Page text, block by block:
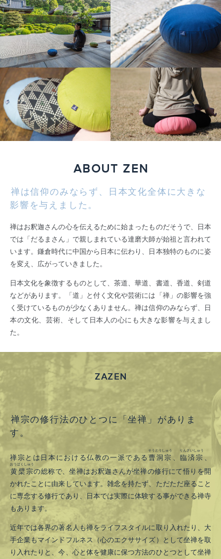
ABOUT ZEN
禅は信仰のみならず、日本文化全体に大きな
影響を与えました。
禅はお釈迦さんの心を伝えるために始まったものだそうで、日本
では「だるまさん」で親しまれている達磨大師が始祖と言われて
います。鎌倉時代に中国から日本に伝わり、日本独特のものに姿
を変え、広がっていきました。
日本文化を象徴するものとして、茶道、華道、書道、香道、剣道
などがあります。「道」と付く文化や芸術には「禅」の影響を強
く受けているものが少なくありません。禅は信仰のみならず、日
本の文化、芸術、そして日本人の心にも大きな影響を与えまし
た。
ZAZEN
禅宗の修行法のひとつに「坐禅」がありま
す。
禅宗とは日本における仏教の一派である 曹洞宗
そうとうしゅう
、 臨済宗
りんざいしゅう
、
黄檗宗
おうばくしゅう
の総称で、坐禅はお釈迦さんが坐禅の修行にて悟りを開
かれたことに由来しています。雑念を持たず、ただただ座ること
に専念する修行であり、日本では実際に体験する事ができる禅寺
もあります。
近年では各界の著名人も禅をライフスタイルに取り入れたり、大
手企業もマインドフルネス（心のエクササイズ）として坐禅を取
り入れたりと、今、心と体を健康に保つ方法のひとつとして坐禅